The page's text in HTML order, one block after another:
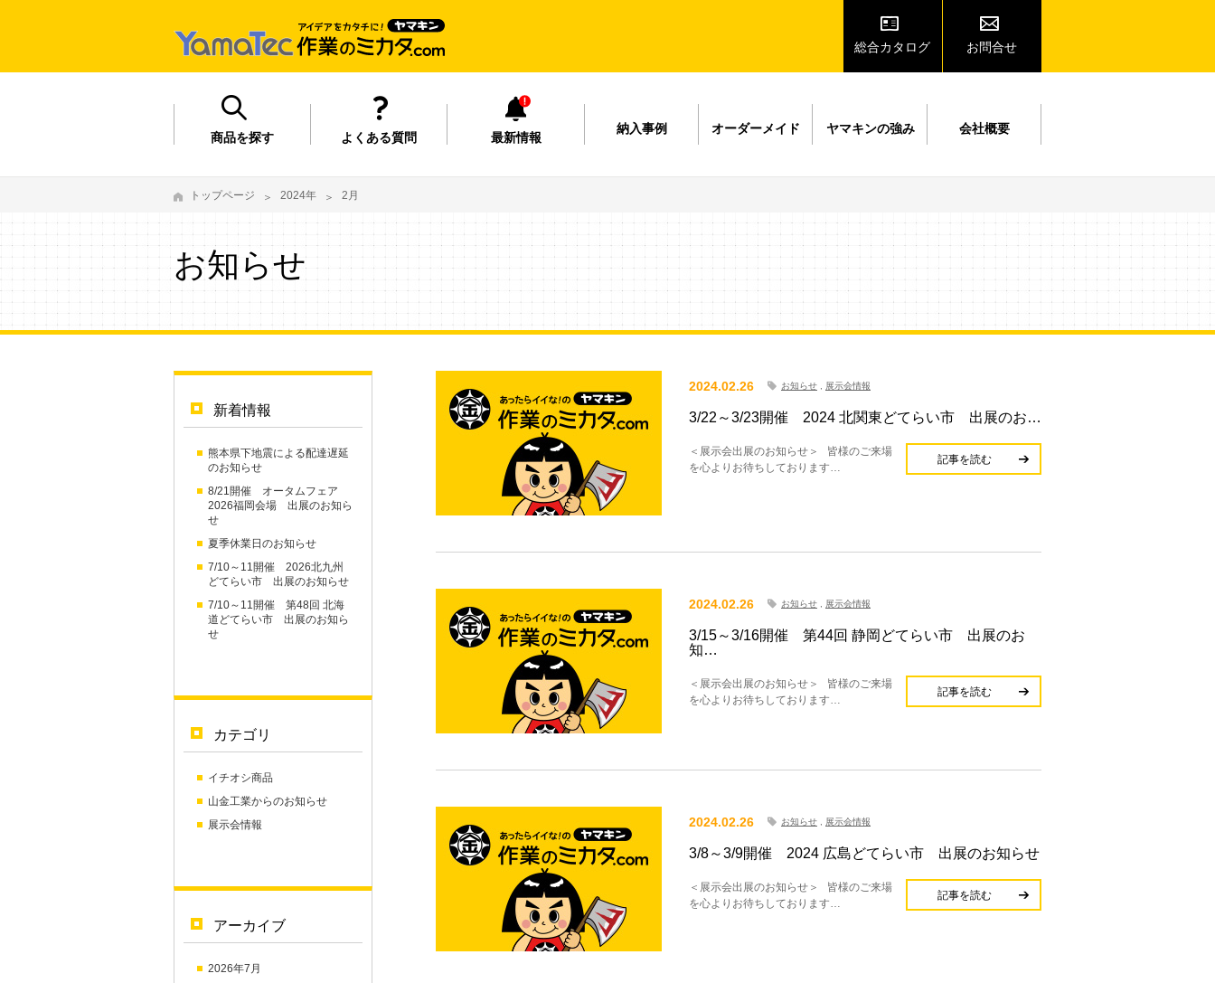
総合カタログ お問合せ
商品を探す よくある質問 最新情報
納入事例 オーダーメイド ヤマキンの強み 会社概要
トップページ 2024年 2月
お知らせ
新着情報
熊本県下地震による配達遅延
のお知らせ
8/21開催 オータムフェア
2026福岡会場 出展のお知ら
せ
夏季休業日のお知らせ
7/10～11開催 2026北九州
どてらい市 出展のお知らせ
7/10～11開催 第48回 北海
道どてらい市 出展のお知ら
せ
カテゴリ
イチオシ商品
山金工業からのお知らせ
展示会情報
アーカイブ
2026年7月
2024.02.26 お知らせ 展示会情報
3/22～3/23開催 2024 北関東どてらい市 出展のお…
＜展示会出展のお知らせ＞ 皆様のご来場
を心よりお待ちしております…
記事を読む
2024.02.26 お知らせ 展示会情報
3/15～3/16開催 第44回 静岡どてらい市 出展のお
知…
＜展示会出展のお知らせ＞ 皆様のご来場
を心よりお待ちしております…
記事を読む
2024.02.26 お知らせ 展示会情報
3/8～3/9開催 2024 広島どてらい市 出展のお知らせ
＜展示会出展のお知らせ＞ 皆様のご来場
を心よりお待ちしております…
記事を読む